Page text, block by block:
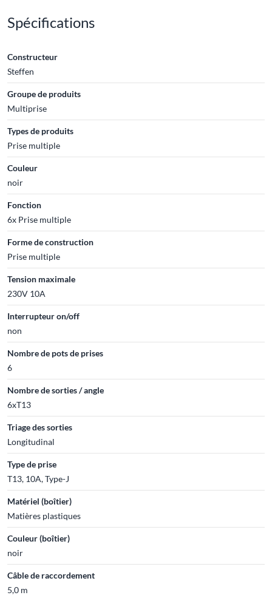
Spécifications
Constructeur
Steffen
Groupe de produits
Multiprise
Types de produits
Prise multiple
Couleur
noir
Fonction
6x Prise multiple
Forme de construction
Prise multiple
Tension maximale
230V 10A
Interrupteur on/off
non
Nombre de pots de prises
6
Nombre de sorties / angle
6xT13
Triage des sorties
Longitudinal
Type de prise
T13, 10A, Type-J
Matériel (boîtier)
Matières plastiques
Couleur (boîtier)
noir
Câble de raccordement
5,0 m